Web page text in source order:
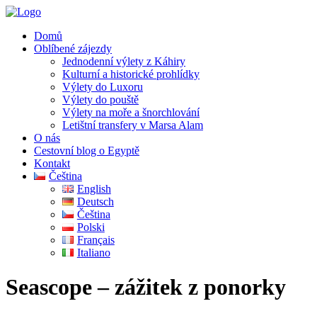
Domů
Oblíbené zájezdy
Jednodenní výlety z Káhiry
Kulturní a historické prohlídky
Výlety do Luxoru
Výlety do pouště
Výlety na moře a šnorchlování
Letištní transfery v Marsa Alam
O nás
Cestovní blog o Egyptě
Kontakt
Čeština
English
Deutsch
Čeština
Polski
Français
Italiano
Seascope – zážitek z ponorky